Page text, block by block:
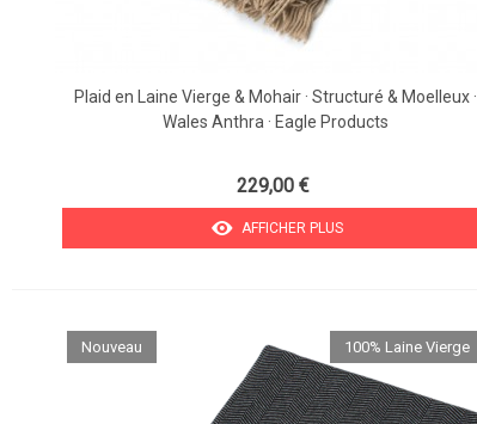
Plaid en Laine Vierge & Mohair · Structuré & Moelleux ·
Wales Anthra · Eagle Products
229,00 €
AFFICHER PLUS
Nouveau 100% Laine Vierge